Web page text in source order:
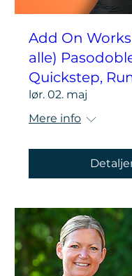
Add On
alle)
Quickstep,
lør. 02. maj
Mere info